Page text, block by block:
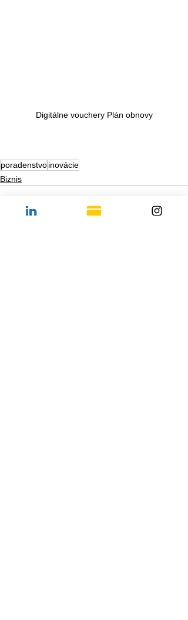
Digitálne vouchery Plán obnovy
poradenstvoinovácie
Biznis